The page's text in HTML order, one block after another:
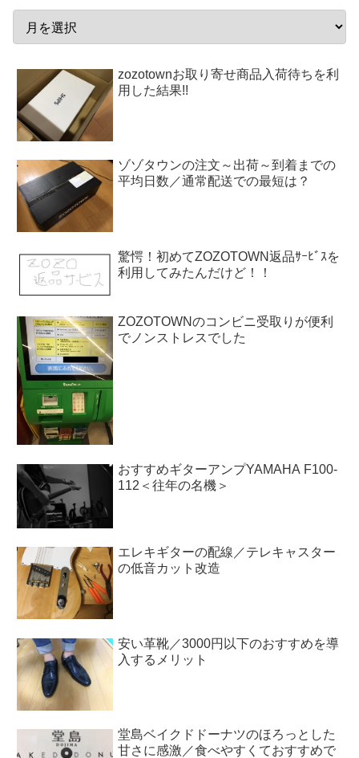
zozotownお取り寄せ商品入荷待ちを利
用した結果!!
ゾゾタウンの注文～出荷～到着までの
平均日数／通常配送での最短は？
驚愕！初めてZOZOTOWN返品ｻｰﾋﾞｽを
利用してみたんだけど！！
ZOZOTOWNのコンビニ受取りが便利
でノンストレスでした
おすすめギターアンプYAMAHA F100-
112＜往年の名機＞
エレキギターの配線／テレキャスター
の低音カット改造
安い革靴／3000円以下のおすすめを導
入するメリット
堂島ベイクドドーナツのほろっとした
甘さに感激／食べやすくておすすめで